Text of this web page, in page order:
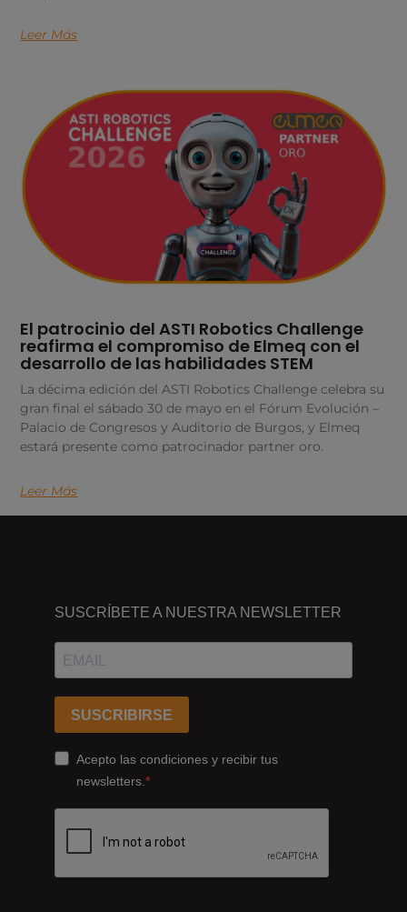
Leer Más
El patrocinio del ASTI Robotics Challenge
reafirma el compromiso de Elmeq con el
desarrollo de las habilidades STEM
La décima edición del ASTI Robotics Challenge celebra su
gran final el sábado 30 de mayo en el Fórum Evolución –
Palacio de Congresos y Auditorio de Burgos, y Elmeq
estará presente como patrocinador partner oro.
Leer Más
ESTAMOS
Ferrocarrils
Catalans
178,
Cornellà
08940
Barcelona
SUSCRÍBETE A NUESTRA NEWSLETTER
SUSCRIBIRSE
Acepto las condiciones y recibir tus
newsletters.